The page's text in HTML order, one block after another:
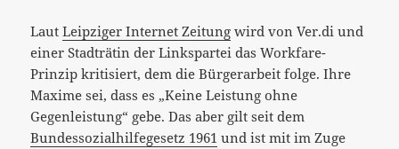
LautLeipziger Internet Zeitung wird von Ver.di und
einer Stadträtin der Linkspartei das Workfare-
Prinzip kritisiert, dem die Bürgerarbeit folge. Ihre
Maxime sei, dass es „Keine Leistung ohne
Gegenleistung“ gebe. Das aber gilt seit dem
Bundessozialhilfegesetz 1961 und ist mit im Zuge